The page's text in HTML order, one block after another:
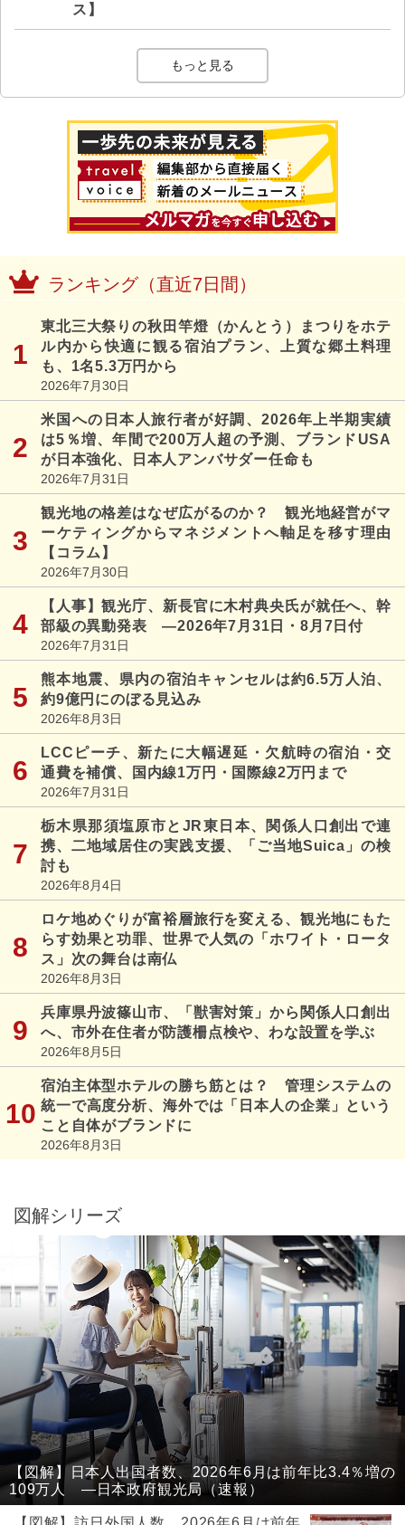
ス】
もっと見る
ランキング（直近7日間）
東北三大祭りの秋田竿燈（かんとう）まつりをホテ
ル内から快適に観る宿泊プラン、上質な郷土料理
も、1名5.3万円から
2026年7月30日
米国への日本人旅行者が好調、2026年上半期実績
は5％増、年間で200万人超の予測、ブランドUSA
が日本強化、日本人アンバサダー任命も
2026年7月31日
観光地の格差はなぜ広がるのか？ 観光地経営がマ
ーケティングからマネジメントへ軸足を移す理由
【コラム】
2026年7月30日
【人事】観光庁、新長官に木村典央氏が就任へ、幹
部級の異動発表 ―2026年7月31日・8月7日付
2026年7月31日
熊本地震、県内の宿泊キャンセルは約6.5万人泊、
約9億円にのぼる見込み
2026年8月3日
LCCピーチ、新たに大幅遅延・欠航時の宿泊・交
通費を補償、国内線1万円・国際線2万円まで
2026年7月31日
栃木県那須塩原市とJR東日本、関係人口創出で連
携、二地域居住の実践支援、「ご当地Suica」の検
討も
2026年8月4日
ロケ地めぐりが富裕層旅行を変える、観光地にもた
らす効果と功罪、世界で人気の「ホワイト・ロータ
ス」次の舞台は南仏
2026年8月3日
兵庫県丹波篠山市、「獣害対策」から関係人口創出
へ、市外在住者が防護柵点検や、わな設置を学ぶ
2026年8月5日
宿泊主体型ホテルの勝ち筋とは？ 管理システムの
統一で高度分析、海外では「日本人の企業」という
こと自体がブランドに
2026年8月3日
図解シリーズ
【図解】日本人出国者数、2026年6月は前年比3.4％増の
109万人 ―日本政府観光局（速報）